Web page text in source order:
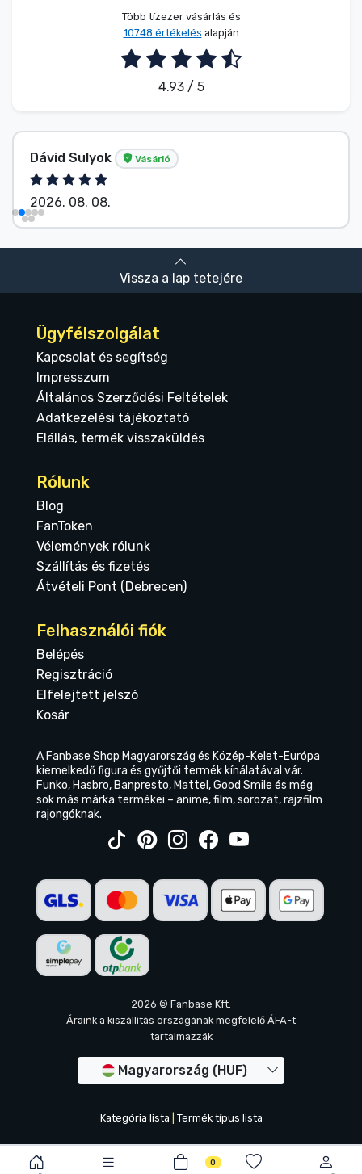
0
Több tízezer vásárlás és
10748 értékelés alapján
4.93 / 5
Dávid Sulyok Vásárló
2026. 08. 08.
Vissza a lap tetejére
Ügyfélszolgálat
Kapcsolat és segítség
Impresszum
Általános Szerződési Feltételek
Adatkezelési tájékoztató
Elállás, termék visszaküldés
Rólunk
Blog
FanToken
Vélemények rólunk
Szállítás és fizetés
Átvételi Pont (Debrecen)
Felhasználói fiók
Belépés
Regisztráció
Elfelejtett jelszó
Kosár
A Fanbase Shop Magyarország és Közép-Kelet-Európa
kiemelkedő figura és gyűjtői termék kínálatával vár.
Funko, Hasbro, Banpresto, Mattel, Good Smile és még
sok más márka termékei – anime, film, sorozat, rajzfilm
rajongóknak.
2026 © Fanbase Kft.
Áraink a kiszállítás országának megfelelő ÁFA-t
tartalmazzák
Magyarország (HUF)
Kategória lista Termék típus lista